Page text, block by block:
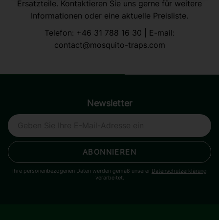
Ersatzteile. Kontaktieren Sie uns gerne für weitere
Informationen oder eine aktuelle Preisliste.
Telefon: +46 31 788 16 30 | E-mail:
contact@mosquito-traps.com
Newsletter
ABONNIEREN
Ihre personenbezogenen Daten werden gemäß unserer Datenschutzerklärung
verarbeitet.